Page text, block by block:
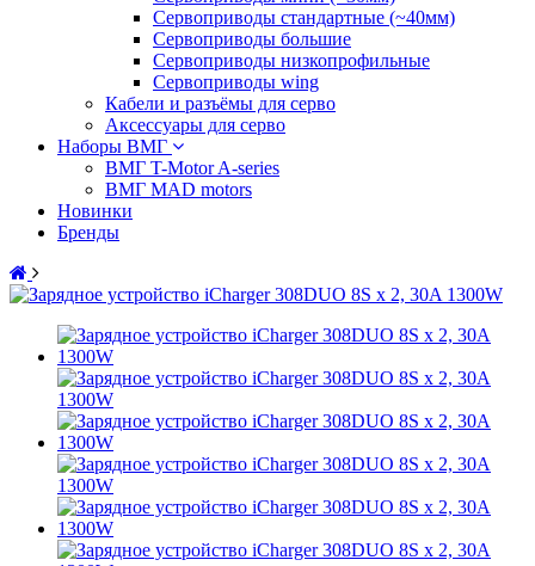
Сервоприводы стандартные (~40мм)
Сервоприводы большие
Сервоприводы низкопрофильные
Сервоприводы wing
Кабели и разъёмы для серво
Аксессуары для серво
Наборы ВМГ
ВМГ T-Motor A-series
ВМГ MAD motors
Новинки
Бренды